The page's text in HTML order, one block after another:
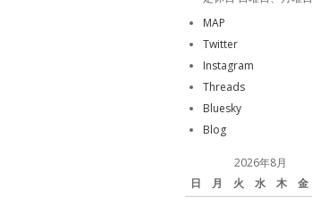
MAP
Twitter
Instagram
Threads
Bluesky
Blog
2026年8月
日
月 火 水 木 金